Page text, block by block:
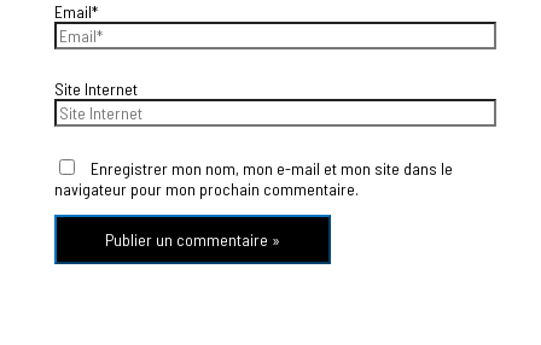
Email*
Site Internet
Enregistrer mon nom, mon e-mail et mon site dans le
navigateur pour mon prochain commentaire.